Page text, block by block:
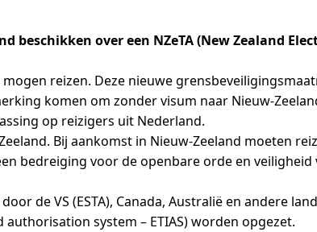
over een NZeTA (New Zealand
reizen. Deze nieuwe
komen om zonder visum naar Nieuw-
op reizigers uit Nederland.
Bij aankomst in Nieuw-Zeeland moeten
bedreiging voor de openbare orde en
de VS (ESTA), Canada, Australië en andere
system – ETIAS) worden opgezet.